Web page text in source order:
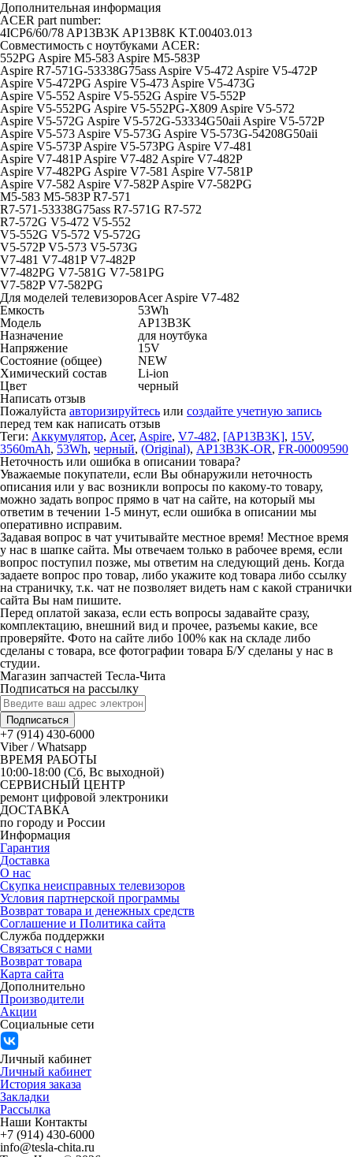
Дополнительная информация
ACER part number:
4ICP6/60/78 AP13B3K AP13B8K KT.00403.013
Совместимость с ноутбуками ACER:
552PG Aspire M5-583 Aspire M5-583P
Aspire R7-571G-53338G75ass Aspire V5-472 Aspire V5-472P
Aspire V5-472PG Aspire V5-473 Aspire V5-473G
Aspire V5-552 Aspire V5-552G Aspire V5-552P
Aspire V5-552PG Aspire V5-552PG-X809 Aspire V5-572
Aspire V5-572G Aspire V5-572G-53334G50aii Aspire V5-572P
Aspire V5-573 Aspire V5-573G Aspire V5-573G-54208G50aii
Aspire V5-573P Aspire V5-573PG Aspire V7-481
Aspire V7-481P Aspire V7-482 Aspire V7-482P
Aspire V7-482PG Aspire V7-581 Aspire V7-581P
Aspire V7-582 Aspire V7-582P Aspire V7-582PG
M5-583 M5-583P R7-571
R7-571-53338G75ass R7-571G R7-572
R7-572G V5-472 V5-552
V5-552G V5-572 V5-572G
V5-572P V5-573 V5-573G
V7-481 V7-481P V7-482P
V7-482PG V7-581G V7-581PG
V7-582P V7-582PG
Для моделей телевизоровAcer Aspire V7-482
Емкость
53Wh
Модель
AP13B3K
Назначение
для ноутбука
Напряжение
15V
Состояние (общее)
NEW
Химический состав
Li-ion
Цвет
черный
Написать отзыв
Пожалуйста авторизируйтесь или создайте учетную запись
перед тем как написать отзыв
Теги: Аккумулятор, Acer, Aspire, V7-482, [AP13B3K], 15V,
3560mAh, 53Wh, черный, (Original), AP13B3K-OR, FR-00009590
Неточность или ошибка в описании товара?
Уважаемые покупатели, если Вы обнаружили неточность
описания или у вас возникли вопросы по какому-то товару,
можно задать вопрос прямо в чат на сайте, на который мы
ответим в течении 1-5 минут, если ошибка в описании мы
оперативно исправим.
Задавая вопрос в чат учитывайте местное время! Местное время
у нас в шапке сайта. Мы отвечаем только в рабочее время, если
вопрос поступил позже, мы ответим на следующий день. Когда
задаете вопрос про товар, либо укажите код товара либо ссылку
на страничку, т.к. чат не позволяет видеть нам с какой странички
сайта Вы нам пишите.
Перед оплатой заказа, если есть вопросы задавайте сразу,
комплектацию, внешний вид и прочее, разъемы какие, все
проверяйте. Фото на сайте либо 100% как на складе либо
сделаны с товара, все фотографии товара Б/У сделаны у нас в
студии.
Магазин запчастей Тесла-Чита
Подписаться на рассылку
Подписаться
+7 (914) 430-6000
Viber / Whatsapp
ВРЕМЯ РАБОТЫ
10:00-18:00 (Сб, Вс выходной)
СЕРВИСНЫЙ ЦЕНТР
ремонт цифровой электроники
ДОСТАВКА
по городу и России
Информация
Гарантия
Доставка
О нас
Скупка неисправных телевизоров
Условия партнерской программы
Возврат товара и денежных средств
Соглашение и Политика сайта
Служба поддержки
Связаться с нами
Возврат товара
Карта сайта
Дополнительно
Производители
Акции
Социальные сети
Личный кабинет
Личный кабинет
История заказа
Закладки
Рассылка
Наши Контакты
+7 (914) 430-6000
info@tesla-chita.ru